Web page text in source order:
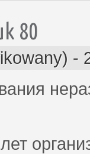
80
-